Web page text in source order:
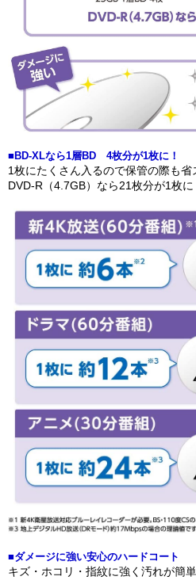
■BD-XLなら1層BD 4枚分が1枚に！
1枚にたくさん入るので保管の際も省
DVD-R（4.7GB）なら21枚分が1枚に
■ダメージに強い安心のハードコート
キズ・ホコリ・指紋に強く汚れが簡